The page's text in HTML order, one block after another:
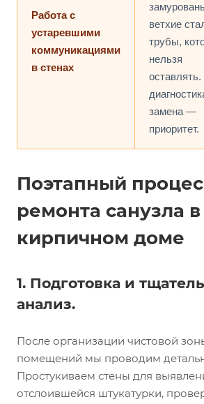
Работа с
устаревшими
коммуникациями
в стенах
ветхие
трубы,
нельзя
замена —
приоритет.
Поэтапный
ремонта санузла в
кирпичном доме
1. Подготовка и
анализ.
После организации чистовой
помещений мы проводим
Простукиваем стены для
отслоившейся штукатурки,